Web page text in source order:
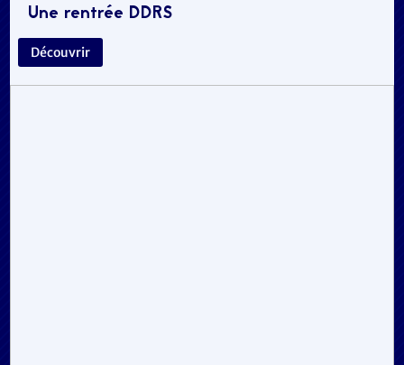
Une rentrée DDRS
Découvrir